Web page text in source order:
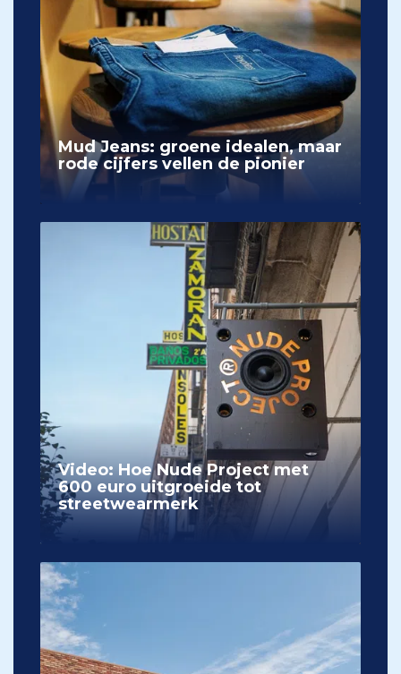
Mud Jeans: groene idealen, maar
rode cijfers vellen de pionier
Video: Hoe Nude Project met
600 euro uitgroeide tot
streetwearmerk